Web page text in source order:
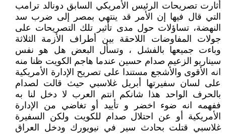
أثارت تصريحات الرئيس الأمريكي السابق دونالد ترامب
التي قال فيها إن الأمر قد ينتهي بمصر إلى ضرب سد
النهضة، تساؤلات حول مدى تأثير تلك التصريحات على
جولات المفاوضات اللاحقة بين أطراف الأزمة الثلاثة
وباءت جميعها بالفشل ، وتسأل البعض هل هو نفس
سيناريو الزعيم صدام حسين عندما هاجم الكويت ظنا منه
انه الأقوى والأشجع مستندا على تصريح الإدارة الأمريكية
على لسان سفيرتها أبريل غلاسبي حيث قالت لصدام
بالحرف الواحد هذا شانكم انتم العرب لا دخل لنا به
ففهمه انه ضوء اخضر و تأييد أو تغاضي من الإدارة
الأمريكية أو عن احتلال صدام للكويت ولكن السفيرة
غلاسبي قتلت بحادث سير في نيويورك ودخل العراق